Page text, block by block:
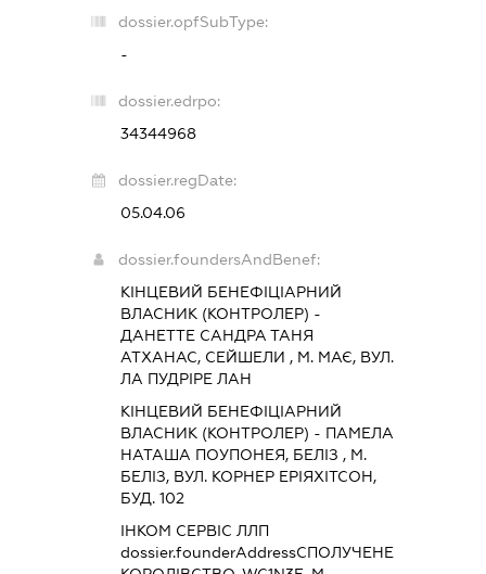
dossier.opfSubType:
-
dossier.edrpo:
34344968
dossier.regDate:
05.04.06
dossier.foundersAndBenef:
КІНЦЕВИЙ БЕНЕФІЦІАРНИЙ
ВЛАСНИК (КОНТРОЛЕР) -
ДАНЕТТЕ САНДРА ТАНЯ
АТХАНАС, СЕЙШЕЛИ , М. МАЄ, ВУЛ.
ЛА ПУДРІРЕ ЛАН
КІНЦЕВИЙ БЕНЕФІЦІАРНИЙ
ВЛАСНИК (КОНТРОЛЕР) - ПАМЕЛА
НАТАША ПОУПОНЕЯ, БЕЛІЗ , М.
БЕЛІЗ, ВУЛ. КОРНЕР ЕРІЯХІТСОН,
БУД. 102
ІНКОМ СЕРВІС ЛЛП
dossier.founderAddressСПОЛУЧЕНЕ